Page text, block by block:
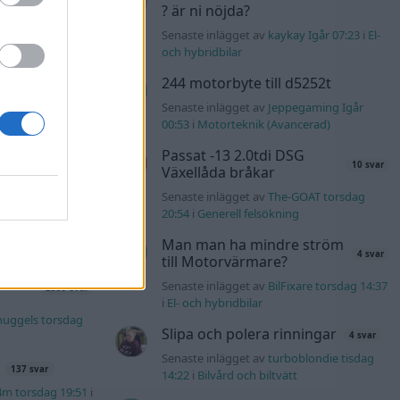
torsdag 23:25
2559 svar
torsdag
137 svar
torsdag 19:51 i
? är ni nöjda?
Senaste inlägget av kaykay Igår 07:23i El-
och hybridbilar
244 motorbyte till d5252t
Senaste inlägget av Jeppegaming Igår
00:53i Motorteknik (Avancerad)
Passat -13 2.0tdi DSG
Växellåda bråkar
10 svar
Senaste inlägget av The-GOAT torsdag
20:54i Generell felsökning
Man man ha mindre ström
till Motorvärmare?
4 svar
Senaste inlägget av BilFixare torsdag 14:37
i El- och hybridbilar
Slipa och polera rinningar 4 svar
Senaste inlägget av turboblondie tisdag
14:22i Bilvård och biltvätt